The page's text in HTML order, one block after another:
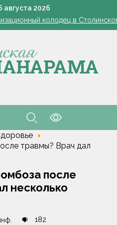
августа 2026
обрезка ботвы картофеля
колодец в
если у работника нет
труда профсоюза
обрезка ботвы картофеля
травмы? Врач дал
после
несколько
182